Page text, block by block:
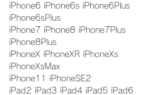
iPhone6 iPhone6s iPhone6Plus
iPhone6sPlus
iPhone7 iPhone8 iPhone7Plus
iPhone8Plus
iPhoneX iPhoneXR iPhoneXs
iPhoneXsMax
iPhone11 iPhoneSE2
iPad2 iPad3 iPad4 iPad5 iPad6